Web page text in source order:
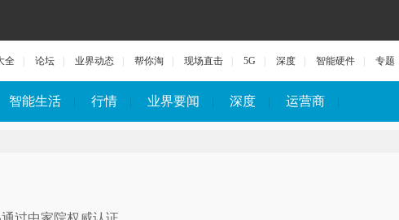
全 论坛 业界动态 帮你淘 现场直击 5G 深度 智能硬件 专题
智能生活 行情 业界要闻 深度 运营商